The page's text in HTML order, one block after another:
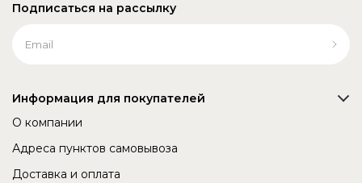
Подписаться на рассылку
Информация для покупателей
О компании
Адреса пунктов самовывоза
Доставка и оплата